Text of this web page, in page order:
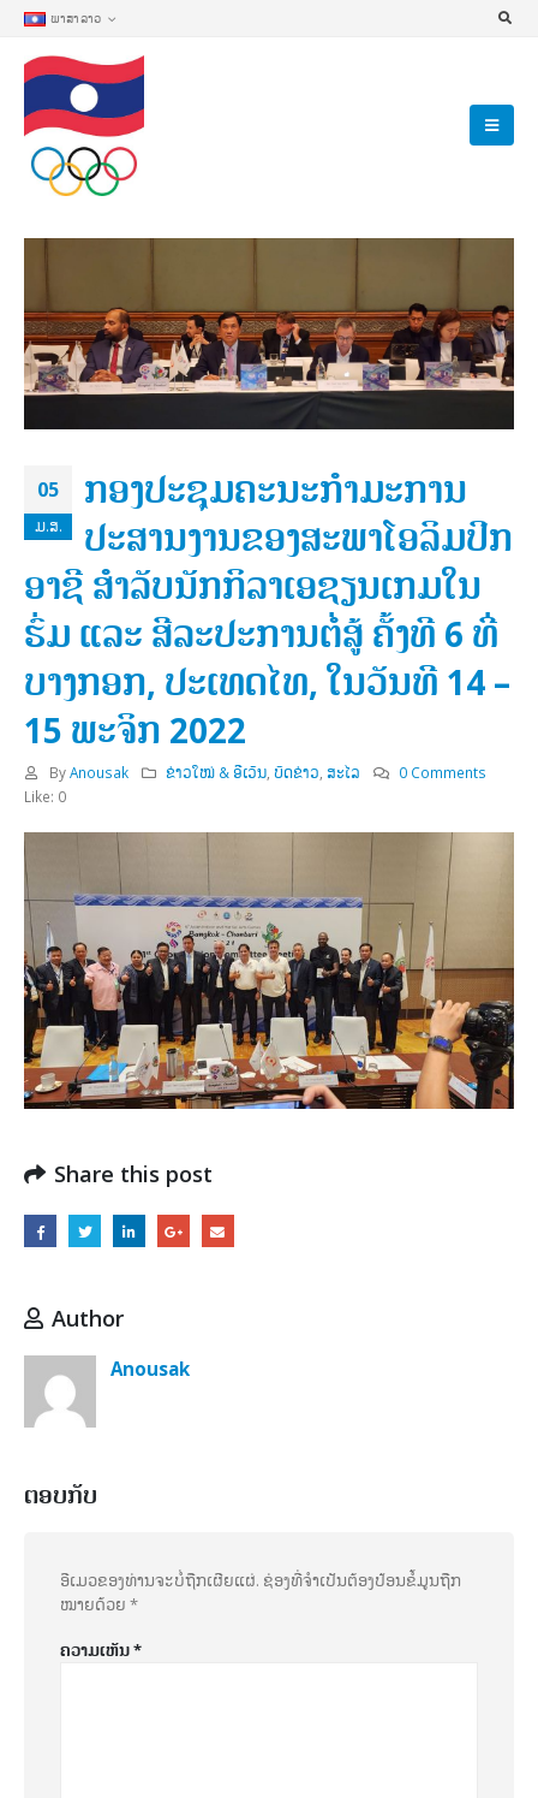
ພາສາລາວ
05
ມ.ສ.
ກອງປະຊຸມຄະນະກໍາມະການ
ປະສານງານຂອງສະພາໂອລິມປິກ
ອາຊີ ສໍາລັບນັກກິລາເອຊຽນເກມໃນ
ຮົ່ມ ແລະ ສີລະປະການຕໍ່ສູ້ ຄັ້ງທີ 6 ທີ່
ບາງກອກ, ປະເທດໄທ, ໃນວັນທີ 14 –
15 ພະຈິກ 2022
By Anousak ຂ່າວໃໝ່ & ອີເວັນ ,ບົດຂ່າວ ,ສະໄລ
0 Comments
Like: 0
Share this post
Author
Anousak
ຕອບກັບ
ອີເມວຂອງທ່ານຈະບໍ່ຖືກເຜີຍແຜ່. ຊ່ອງທີ່ຈຳເປັນຕ້ອງປ້ອນຂໍ້ມູນຖືກ
ໝາຍດ້ວຍ *
ຄວາມເຫັນ*